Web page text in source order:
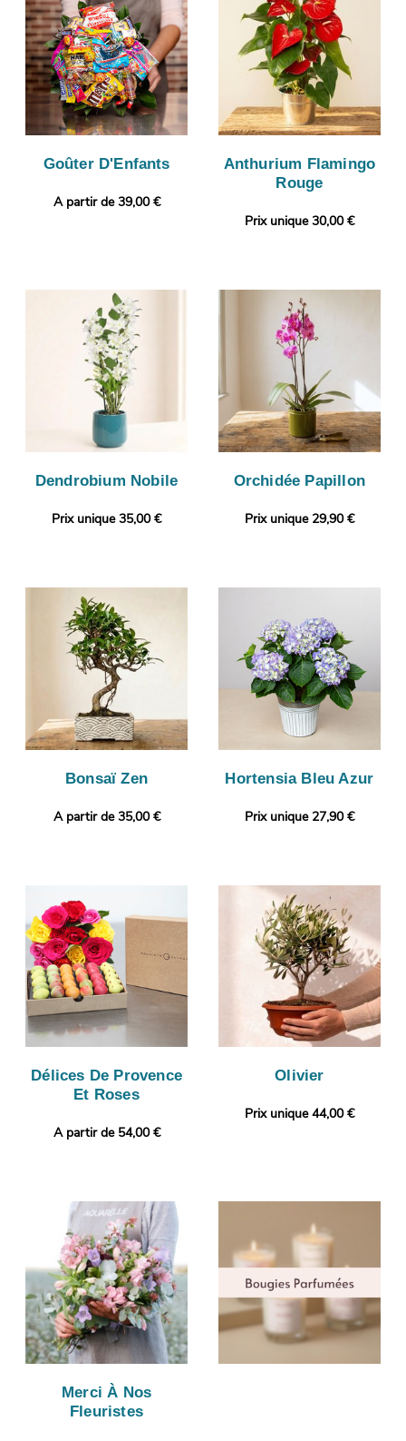
Goûter D'Enfants
A partir de 39,00 €
Anthurium Flamingo
Rouge
Prix unique 30,00 €
Dendrobium Nobile
Prix unique 35,00 €
Orchidée Papillon
Prix unique 29,90 €
Bonsaï Zen
A partir de 35,00 €
Hortensia Bleu Azur
Prix unique 27,90 €
Délices De Provence
Et Roses
A partir de 54,00 €
Olivier
Prix unique 44,00 €
Merci À Nos
Fleuristes